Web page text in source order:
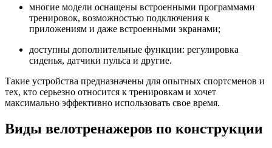
многие модели оснащены встроенными программами
тренировок, возможностью подключения к
приложениям и даже встроенными экранами;
доступны дополнительные функции: регулировка
сиденья, датчики пульса и другие.
Такие устройства предназначены для опытных спортсменов и
тех, кто серьезно относится к тренировкам и хочет
максимально эффективно использовать свое время.
Виды велотренажеров по конструкции